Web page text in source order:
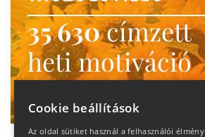
35 630címzett
heti motiváció
Ne maradj le!
Cookie beállítások
Az oldal sütiket használ a felhasználói élmény